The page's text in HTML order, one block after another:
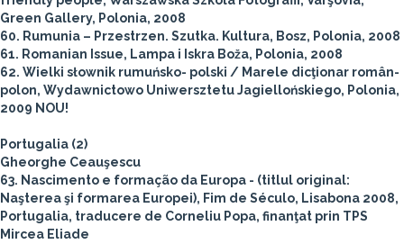
Green Gallery, Polonia, 2008
60. Rumunia – Przestrzen. Szutka. Kultura, Bosz, Polonia, 2008
61. Romanian Issue, Lampa i Iskra Boža, Polonia, 2008
62. Wielki słownik rumuńsko- polski / Marele dicţionar român-
polon, Wydawnictowo Uniwersztetu Jagiellońskiego, Polonia,
2009 NOU!
Portugalia (2)
Gheorghe Ceauşescu
63. Nascimento e formação da Europa - (titlul original:
Naşterea şi formarea Europei), Fim de Século, Lisabona 2008,
Portugalia, traducere de Corneliu Popa, finanţat prin TPS
Mircea Eliade